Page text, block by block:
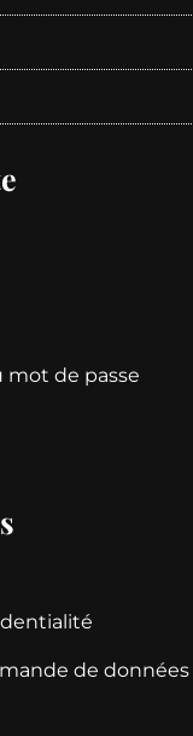
mot de passe
de